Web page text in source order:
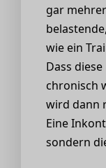
gar
wie ein
Dass
chronisch
wird dann
Eine
sondern